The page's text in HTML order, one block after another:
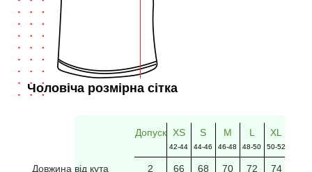
Чоловіча розмірна сітка
Допуск XS
42-44
S
44-46
M
46-48
L
48-50
XL
50-52
Довжина від кута 2 66 68 70 72 74